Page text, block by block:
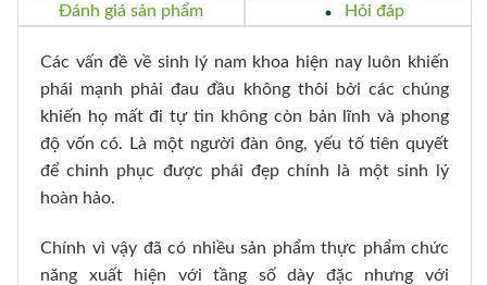
Đánh giá sản phẩm Hỏi đáp
Các vấn đề về sinh lý nam khoa hiện nay luôn khiến
phái mạnh phải đau đầu không thôi bởi các chúng
khiến họ mất đi tự tin không còn bản lĩnh và phong
độ vốn có. Là một người đàn ông, yếu tố tiên quyết
để chinh phục được phái đẹp chính là một sinh lý
hoàn hảo.
Chính vì vậy đã có nhiều sản phẩm thực phẩm chức
năng xuất hiện với tầng số dày đặc nhưng với